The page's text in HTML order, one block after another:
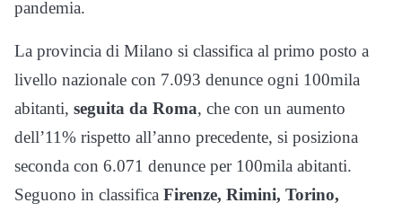
pandemia.
La provincia di Milano si classifica al primo posto a
livello nazionale con 7.093 denunce ogni 100mila
abitanti, seguita da Roma, che con un aumento
dell’11% rispetto all’anno precedente, si posiziona
seconda con 6.071 denunce per 100mila abitanti.
Seguono in classifica Firenze, Rimini, Torino,